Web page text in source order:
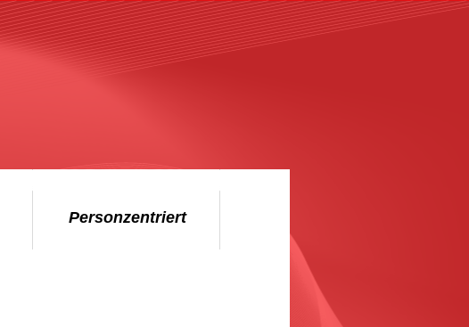
Personzentriert